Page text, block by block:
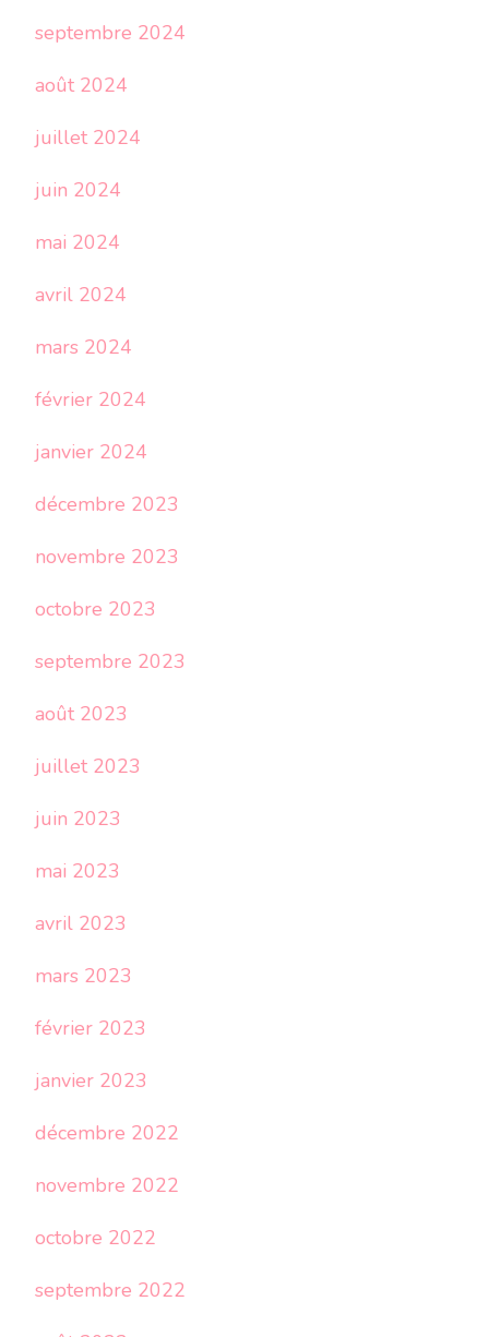
septembre 2024
août 2024
juillet 2024
juin 2024
mai 2024
avril 2024
mars 2024
février 2024
janvier 2024
décembre 2023
novembre 2023
octobre 2023
septembre 2023
août 2023
juillet 2023
juin 2023
mai 2023
avril 2023
mars 2023
février 2023
janvier 2023
décembre 2022
novembre 2022
octobre 2022
septembre 2022